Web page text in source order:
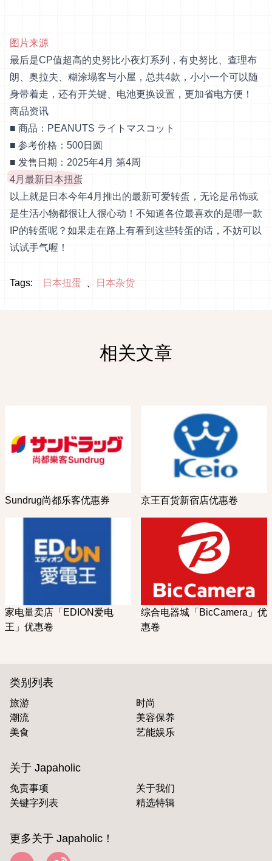
图片来源
最后是CP值超高的史努比小夜灯系列，有史努比、查理布
朗、奥拉夫、糊涂塌客与小屋，总共4款，小小一个可以随
身带着走，还有开关键、电池更换设置，更加省电方便！
商品资讯
■ 商品：PEANUTS ライトマスコット
■ 参考价格：500日圆
■ 发售日期：2025年4月 第4周
4月最新日本扭蛋
以上就是日本今年4月推出的最新可爱转蛋，无论是吊饰或
是生活小物都很让人很心动！不知道各位最喜欢的是哪一款
IP的转蛋呢？如果走在路上有看到这些转蛋的话，不妨可以
试试手气喔！
Tags: 日本扭蛋 日本杂货
相关文章
Sundrug尚都乐客优惠券 京王百货新宿店优惠卷
家电量卖店「EDION爱电
王」优惠卷
综合电器城「BicCamera」优
惠卷
类别列表
旅游
时尚
潮流
美容保养
美食
艺能娱乐
关于 Japaholic
免责事项
关于我们
关键字列表
精选特辑
更多关于 Japaholic！